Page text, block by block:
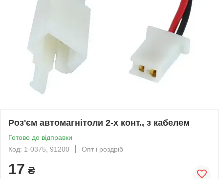
Роз'єм автомагнітоли 2-х конт., з кабелем
Готово до відправки
Код: 1-0375, 91200
Опт і роздріб
17 ₴